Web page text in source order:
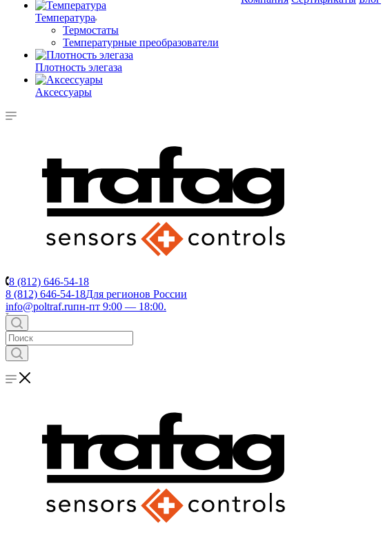
Температура
Термостаты
Температурные преобразователи
Плотность элегаза
Аксессуары
8 (812) 646-54-18
8 (812) 646-54-18Для регионов России
info@poltraf.ruпн-пт 9:00 — 18:00.